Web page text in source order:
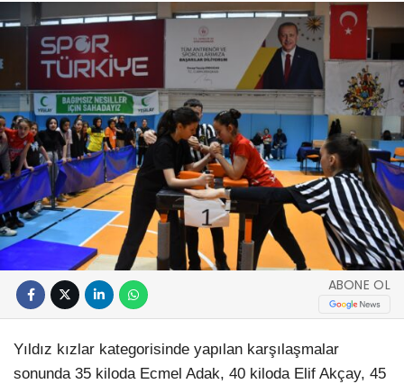
ABONE OL
Yıldız kızlar kategorisinde yapılan karşılaşmalar
sonunda 35 kiloda Ecmel Adak, 40 kiloda Elif Akçay, 45